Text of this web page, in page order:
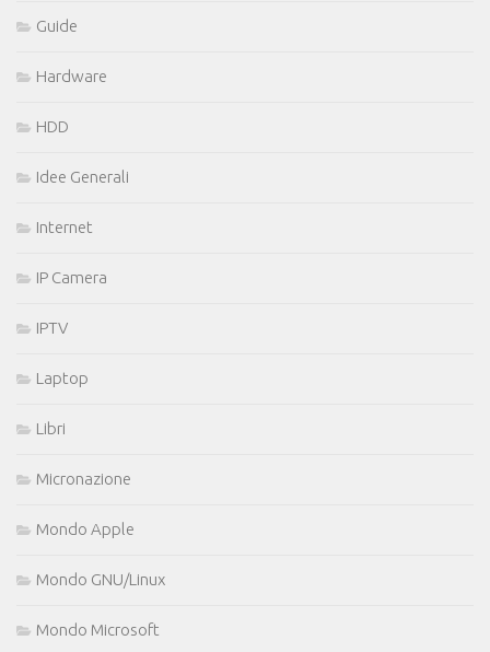
Guide
Hardware
HDD
Idee Generali
Internet
IP Camera
IPTV
Laptop
Libri
Micronazione
Mondo Apple
Mondo GNU/Linux
Mondo Microsoft